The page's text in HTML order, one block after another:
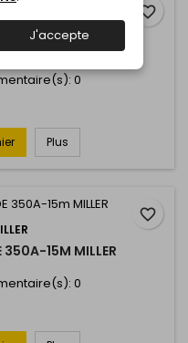
- TORCHE MIG BTB
0
Plus
favorite_border
350A-15M MILLER
0
favorite_border
J'accepte